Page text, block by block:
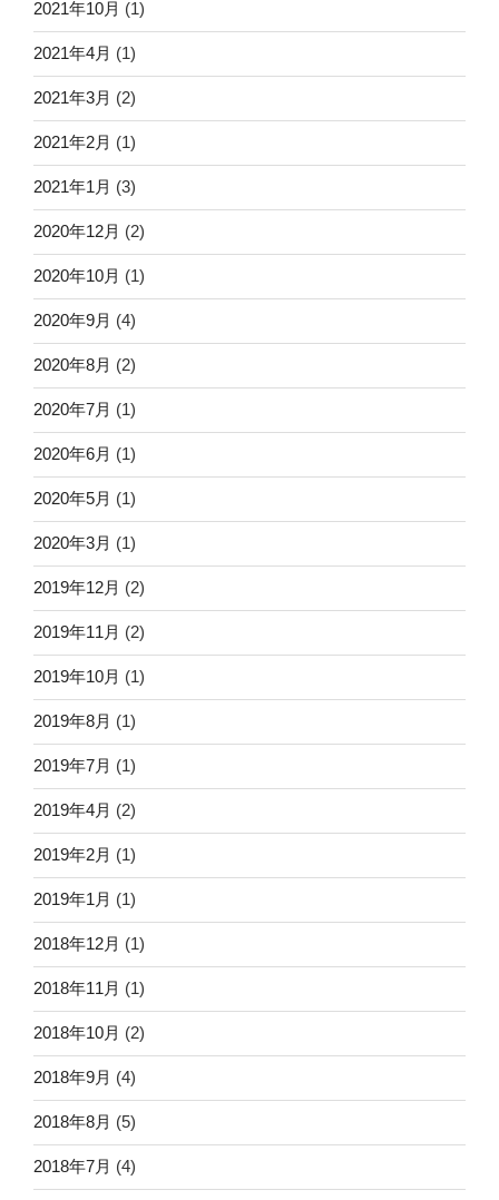
2021年10月 (1)
2021年4月 (1)
2021年3月 (2)
2021年2月 (1)
2021年1月 (3)
2020年12月 (2)
2020年10月 (1)
2020年9月 (4)
2020年8月 (2)
2020年7月 (1)
2020年6月 (1)
2020年5月 (1)
2020年3月 (1)
2019年12月 (2)
2019年11月 (2)
2019年10月 (1)
2019年8月 (1)
2019年7月 (1)
2019年4月 (2)
2019年2月 (1)
2019年1月 (1)
2018年12月 (1)
2018年11月 (1)
2018年10月 (2)
2018年9月 (4)
2018年8月 (5)
2018年7月 (4)